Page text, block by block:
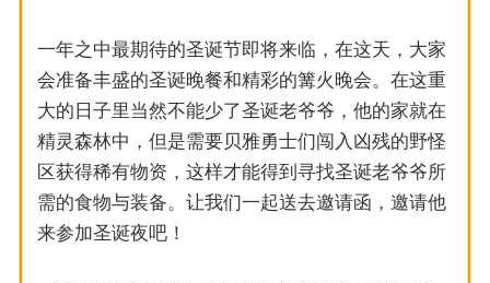
一年之中最期待的圣诞节即将来临，在这天，大家
会准备丰盛的圣诞晚餐和精彩的篝火晚会。在这重
大的日子里当然不能少了圣诞老爷爷，他的家就在
精灵森林中，但是需要贝雅勇士们闯入凶残的野怪
区获得稀有物资，这样才能得到寻找圣诞老爷爷所
需的食物与装备。让我们一起送去邀请函，邀请他
来参加圣诞夜吧！